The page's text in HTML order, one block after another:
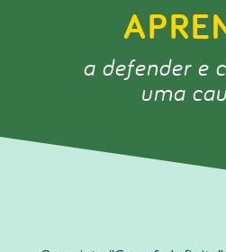
a defender e
uma